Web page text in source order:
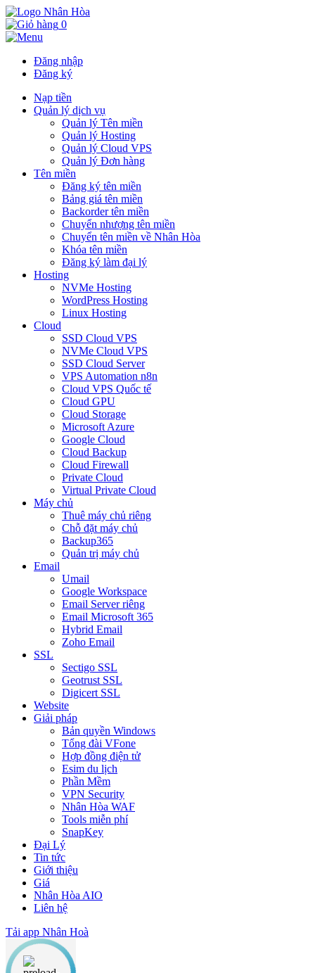
0
Đăng nhập
Đăng ký
Nạp tiền
Quản lý dịch vụ
Quản lý Tên miền
Quản lý Hosting
Quản lý Cloud VPS
Quản lý Đơn hàng
Tên miền
Đăng ký tên miền
Bảng giá tên miền
Backorder tên miền
Chuyển nhượng tên miền
Chuyển tên miền về Nhân Hòa
Khóa tên miền
Đăng ký làm đại lý
Hosting
NVMe Hosting
WordPress Hosting
Linux Hosting
Cloud
SSD Cloud VPS
NVMe Cloud VPS
SSD Cloud Server
VPS Automation n8n
Cloud VPS Quốc tế
Cloud GPU
Cloud Storage
Microsoft Azure
Google Cloud
Cloud Backup
Cloud Firewall
Private Cloud
Virtual Private Cloud
Máy chủ
Thuê máy chủ riêng
Chỗ đặt máy chủ
Backup365
Quản trị máy chủ
Email
Umail
Google Workspace
Email Server riêng
Email Microsoft 365
Hybrid Email
Zoho Email
SSL
Sectigo SSL
Geotrust SSL
Digicert SSL
Website
Giải pháp
Bản quyền Windows
Tổng đài VFone
Hợp đồng điện tử
Esim du lịch
Phần Mềm
VPN Security
Nhân Hòa WAF
Tools miễn phí
SnapKey
Đại Lý
Tin tức
Giới thiệu
Giá
Nhân Hòa AIO
Liên hệ
Tải app Nhân Hoà
Nội dung chính